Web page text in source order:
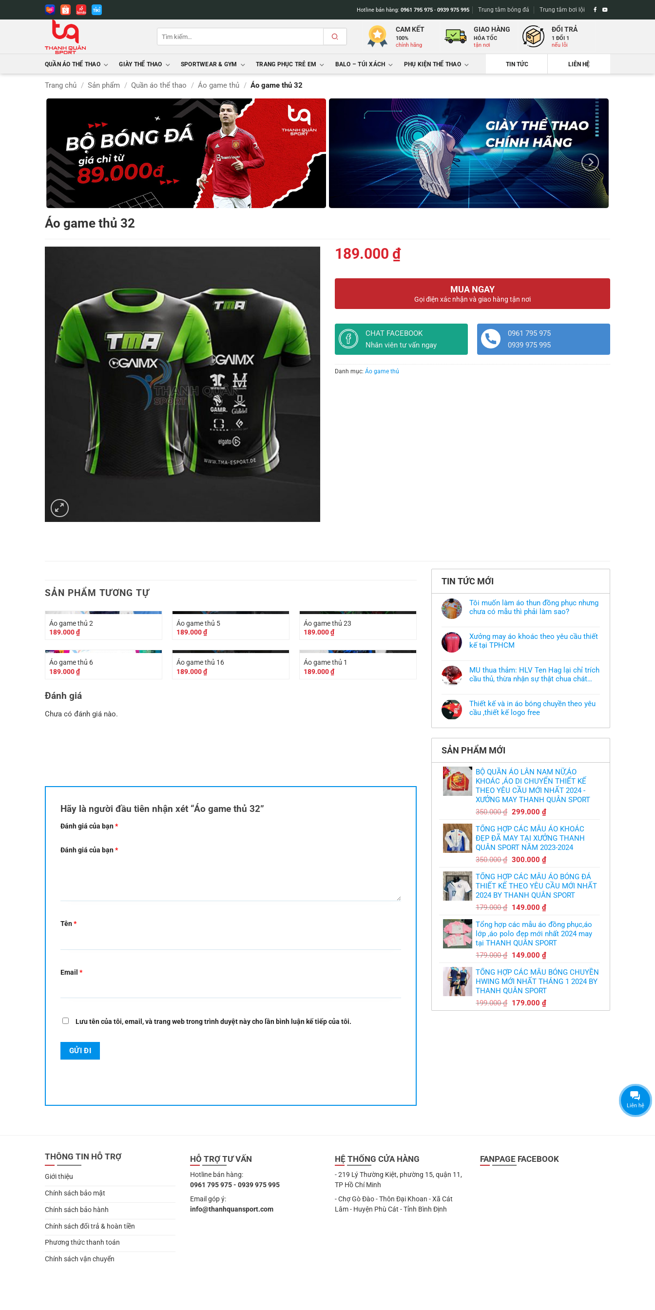
Hotline bán hàng: 0961 795 975- 0939 975 995 Trung tâm bóng đá Trung tâm bơi lội
Tìm
CAM KẾT
100%
chính hãng
GIAO HÀNG
HỎA TỐC
tận nơi
ĐỔI TRẢ
1 ĐỔI 1
nếu lỗi
QUẦN ÁO THỂ THAO GIÀY THỂ THAO SPORTWEAR & GYM TRANG PHỤC TRẺ EM BALO – TÚI XÁCH PHỤ KIỆN THỂ THAO TIN TỨC LIÊN HỆ
Trang chủ / Sản phẩm / Quần áo thể thao / Áo game thủ / Áo game thủ 32
Áo game thủ 32
189.000 ₫
MUA NGAY
Gọi điện xác nhận và giao hàng tận nơi
CHAT FACEBOOK
Nhân viên tư vấn ngay
0961 795 975
0939 975 995
Danh mục: Áo game thủ
SẢN PHẨM TƯƠNG TỰ
Áo game thủ 2
189.000₫
Áo game thủ 5
189.000₫
Áo game thủ 23
189.000₫
Áo game thủ 6
189.000₫
Áo game thủ 16
189.000₫
Áo game thủ 1
189.000₫
Đánh giá
Chưa có đánh giá nào.
Hãy là người đầu tiên nhận xét “Áo game thủ 32”
Đánh giá của bạn*
Đánh giá của bạn*
Tên*
Email *
Lưu tên của tôi, email, và trang web trong trình duyệt này cho lần bình luận kế tiếp của tôi.
TIN TỨC MỚI
Tôi muốn làm áo thun đồng phục nhưng
chưa có mẫu thì phải làm sao?
bình
luận
ở
áo
thun
đồng
có
mẫu
thì
Xưởng may áo khoác theo yêu cầu thiết
kế tại TPHCM
bình
luận
ở
khoác
theo
yêu
MU thua thảm: HLV Ten Hag lại chỉ trích
cầu thủ, thừa nhận sự thật chua chát
bình
luận
ở
thảm:
Hag
lại
trích
cầu
thủ,
thừa
nhận
thật
chát
bầy
quỷ
nhỏ
Thiết kế và in áo bóng chuyền theo yêu
cầu ,thiết kế logo free
có
luận
Thiết
và
in
áo
bóng
chuyền
theo
yêu
cầu
,thiết
free
SẢN PHẨM MỚI
BỘ QUẦN ÁO LÂN NAM NỮ,ÁO
KHOÁC ,ÁO DI CHUYỂN THIẾT KẾ
THEO YÊU CẦU MỚI NHẤT 2024 -
XƯỞNG MAY THANH QUÂN SPORT
350.000₫ Giá
là:
350.000 ₫.
299.000 ₫Giá
tại
là:
299.000 ₫.
TỔNG HỢP CÁC MẪU ÁO KHOÁC
ĐẸP ĐÃ MAY TẠI XƯỞNG THANH
QUÂN SPORT NĂM 2023-2024
350.000₫ Giá
là:
350.000 ₫.
300.000 ₫Giá
tại
là:
300.000 ₫.
TỔNG HỢP CÁC MẪU ÁO BÓNG ĐÁ
THIẾT KẾ THEO YÊU CẦU MỚI NHẤT
2024 BY THANH QUÂN SPORT
179.000₫ Giá
là:
179.000 ₫.
149.000 ₫Giá
tại
là:
149.000 ₫.
Tổng hợp các mẫu áo đồng phục,áo
lớp ,áo polo đẹp mới nhất 2024 may
tại THANH QUÂN SPORT
179.000₫ Giá
là:
179.000 ₫.
149.000 ₫Giá
tại
là:
TỔNG HỢP CÁC MẪU BÓNG CHUYỀN
HWING MỚI NHẤT THÁNG 1 2024 BY
THANH QUÂN SPORT
199.000₫ Giá
gốc
179.000 ₫Giá
hiện
THÔNG TIN HỖ TRỢ
Giới thiệu
Chính sách bảo mật
Chính sách bảo hành
Chính sách đổi trả & hoàn tiền
Phương thức thanh toán
Chính sách vận chuyển
HỖ TRỢ TƯ VẤN
Hotline bán hàng:
0961 795 975 - 0939 975 995
Email góp ý:
info@thanhquansport.com
HỆ THỐNG CỬA HÀNG
- 219 Lý Thường Kiệt, phường 15, quận 11,
TP Hồ Chí Minh
- Chợ Gò Đào - Thôn Đại Khoan - Xã Cát
Lâm - Huyện Phù Cát - Tỉnh Bình Định
FANPAGE FACEBOOK
Liên hệ